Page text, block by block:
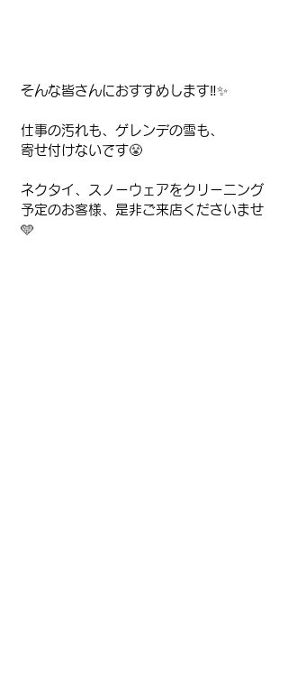
そんな皆さんにおすすめします‼️✨
仕事の汚れも、ゲレンデの雪も、
寄せ付けないです😤
ネクタイ、スノーウェアをクリーニング
予定のお客様、是非ご来店くださいませ
🩵